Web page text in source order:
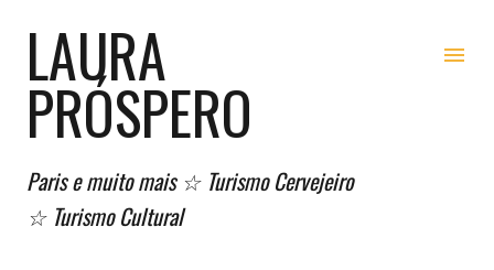
LAURA
PRÓSPERO
Paris e muito mais ☆ Turismo Cervejeiro
☆ Turismo Cultural